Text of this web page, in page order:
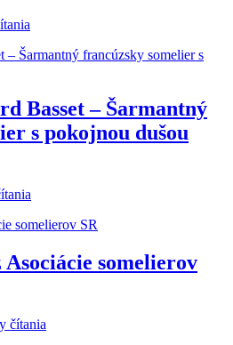
Basset – Šarmantný
s pokojnou dušou
somelierov
čítania